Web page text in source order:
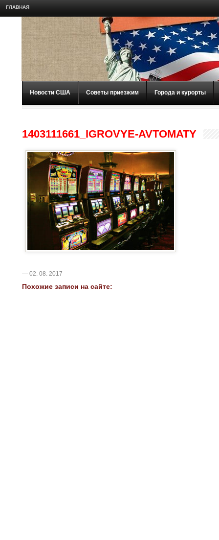
ГЛАВНАЯ
Новости США Советы приезжим Города и курорты
1403111661_IGROVYE-AVTOMATY
— 02. 08. 2017
Похожие записи на сайте: